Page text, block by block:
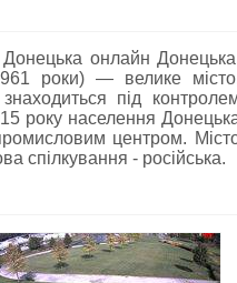
онлайн
роки) — велике
під
року населення
центром.
спілкування - російська.